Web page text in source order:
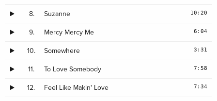
Side D
1. To Love Somebody (Live at Casino Kursaal 1971)
3. Feelin That Glow (Live at Auditorium Stravinski 2008)
8. Suzanne 10:20
9. Mercy Mercy Me 6:04
10. Somewhere 3:31
11. To Love Somebody 7:58
12. Feel Like Makin' Love 7:34